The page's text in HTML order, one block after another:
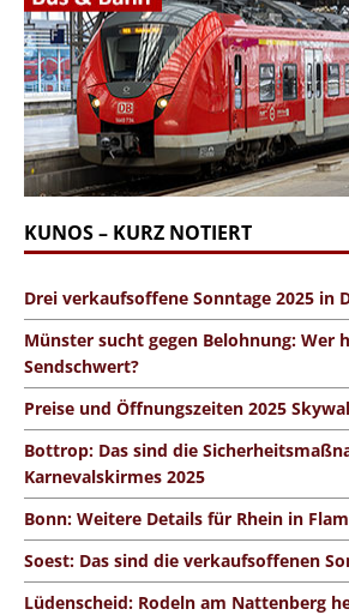
KUNOS – KURZ NOTIERT
Drei verkaufsoffene Sonntage 2025 in
Münster sucht gegen Belohnung: Wer
Sendschwert?
Preise und Öffnungszeiten 2025
Bottrop: Das sind die
Karnevalskirmes 2025
Bonn: Weitere Details für Rhein in
Soest: Das sind die verkaufsoffenen
Lüdenscheid: Rodeln am Nattenberg